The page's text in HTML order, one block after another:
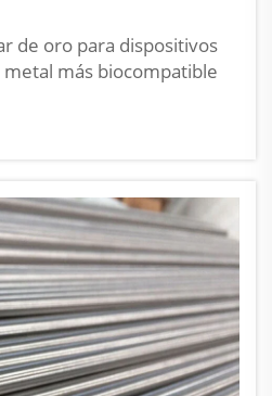
de oro para dispositivos
más biocompatible
se une
sin rechazo. Cuatro
esencial: